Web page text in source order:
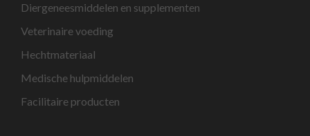
Diergeneesmiddelen en supplementen
Veterinaire voeding
Hechtmateriaal
Medische hulpmiddelen
Facilitaire producten